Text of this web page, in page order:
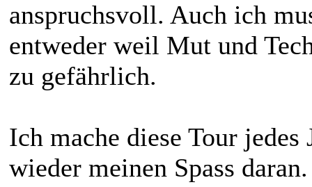
anspruchsvoll. Auch ich
entweder weil Mut und
zu gefährlich.
Ich mache diese Tour
wieder meinen Spass